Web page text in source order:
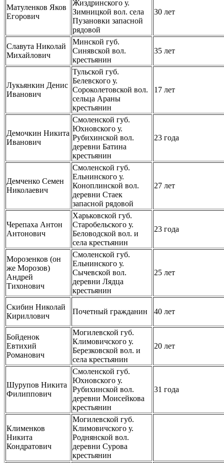
Матуленков Яков
Егорович
Жиздринского у.
Зимницкой вол. села
Пузановки запасной
рядовой
30 лет
Славута Николай
Михайлович
Минской губ.
Синявской вол.
крестьянин
35 лет
Лукьянкин Денис
Иванович
Тульской губ.
Белевского у.
Сороколетовской вол.
сельца Араны
крестьянин
17 лет
Демочкин Никита
Иванович
Смоленской губ.
Юхновского у.
Рубихинской вол.
деревни Батина
крестьянин
23 года
Демченко Семен
Николаевич
Смоленской губ.
Ельнинского у.
Коноплинской вол.
деревни Стаек
запасной рядовой
27 лет
Черепаха Антон
Антонович
Харьковской губ.
Старобельского у.
Беловодской вол. и
села крестьянин
23 года
Морозенков (он
же Морозов)
Андрей
Тихонович
Смоленской губ.
Ельнинского у.
Сычевской вол.
деревни Лядца
крестьянин
25 лет
Скибин Николай
Кириллович
Почетный гражданин 40 лет
Бойденок
Евтихий
Романович
Могилевской губ.
Климовичского у.
Березковской вол. и
села крестьянин
20 лет
Шурупов Никита
Филиппович
Смоленской губ.
Юхновского у.
Рубихинской вол.
деревни Моисейкова
крестьянин
31 года
Клименков
Никита
Кондратович
Могилевской губ.
Климовичского у.
Роднянской вол.
деревни Сурова
крестьянин